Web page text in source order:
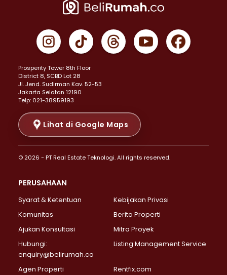
Properti Dijual di Jakarta Pusat >
Properti Dijual di Gambir >
Properti Dijual di Johar Baru >
Properti Dijual di Menteng >
Properti Dijual di Senen >
Properti Dijual di Tanah Abang >
Properti Dijual di Cikini >
Properti Dijual di Kramat >
Properti Dijual di Pasar Baru >
Properti Dijual di Bendungan Hilir >
Properti Dijual di Jakarta Selatan >
Properti Dijual di Lebak Bulus >
Properti Dijual di Gandaria Selatan >
Properti Dijual di Pondok Labu >
Properti Dijual di Lenteng Agung >
Properti Dijual di Senayan >
Properti Dijual di Pondok Pinang >
Prosperity Tower 8th Floor
District 8, SCBD Lot 28
JI. Jend. Sudirman Kav. 52-53
Jakarta Selatan 12190
Telp: 021-38959193
Lihat di Google Maps
© 2026 - PT Real Estate Teknologi. All rights reserved.
PERUSAHAAN
Syarat & Ketentuan
Kebijakan Privasi
Komunitas
Berita Properti
Ajukan Konsultasi
Mitra Proyek
Hubungi:
enquiry@belirumah.co
Listing Management Service
Agen Properti Rentfix.com